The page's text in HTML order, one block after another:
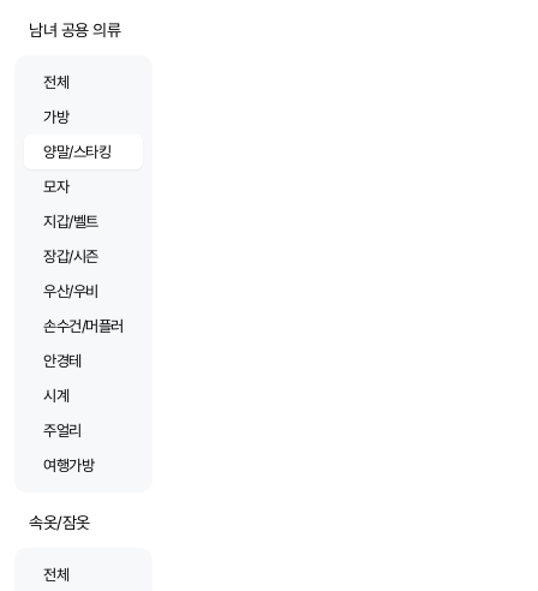
남녀 공용 의류
전체
가방
양말/스타킹
모자
지갑/벨트
장갑/시즌
우산/우비
손수건/머플러
안경테
시계
주얼리
여행가방
속옷/잠옷
전체